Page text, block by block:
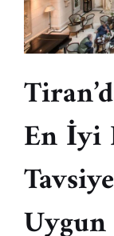
En İyi